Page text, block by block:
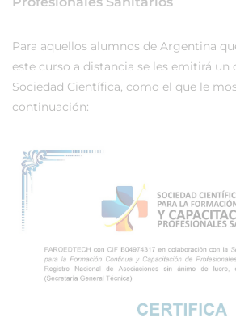
Para aquellos alumnos de Argentina
este curso a distancia se les emitirá
Sociedad Científica, como el que le
continuación: